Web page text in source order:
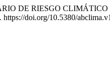
DE RIESGO
https://doi.org/10.5380/